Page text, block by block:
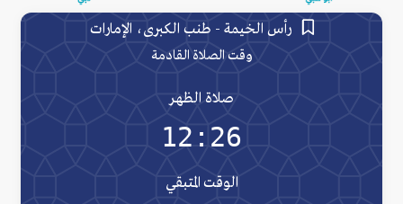
رأس الخيمة - طنب الكبرى، الإمارات
وقت الصلاة القادمة
صلاة الظهر
12:26
الوقت المتبقي